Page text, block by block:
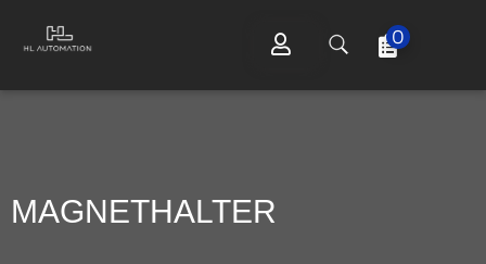
0
MAGNETHALTER